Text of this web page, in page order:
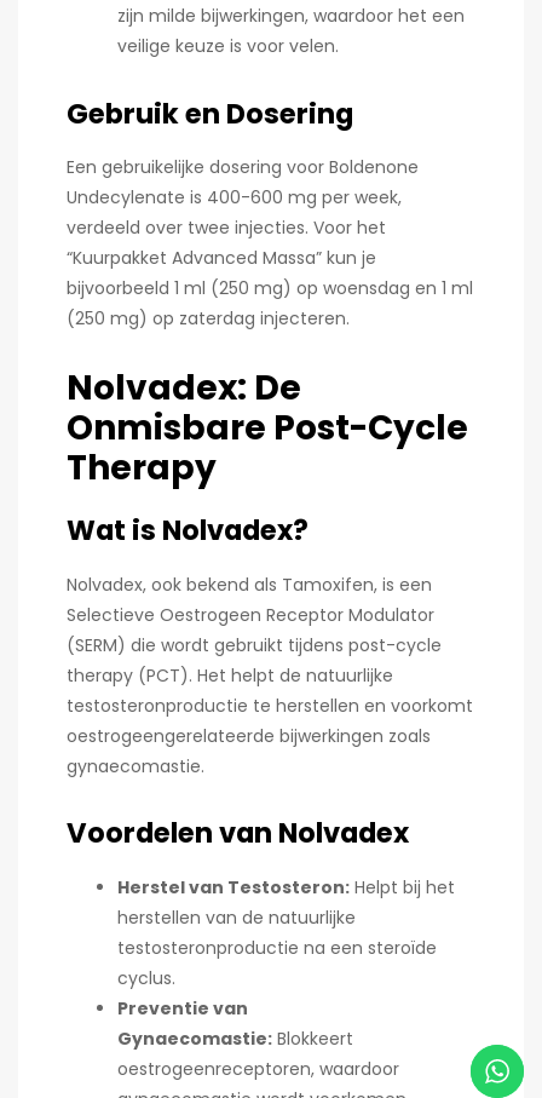
zijn milde bijwerkingen, waardoor het een
veilige keuze is voor velen.
Gebruik en Dosering
Een gebruikelijke dosering voor Boldenone
Undecylenate is 400-600 mg per week,
verdeeld over twee injecties. Voor het
“Kuurpakket Advanced Massa” kun je
bijvoorbeeld 1 ml (250 mg) op woensdag en 1 ml
(250 mg) op zaterdag injecteren.
Nolvadex: De
Onmisbare Post-Cycle
Therapy
Wat is Nolvadex?
Nolvadex, ook bekend als Tamoxifen, is een
Selectieve Oestrogeen Receptor Modulator
(SERM) die wordt gebruikt tijdens post-cycle
therapy (PCT). Het helpt de natuurlijke
testosteronproductie te herstellen en voorkomt
oestrogeengerelateerde bijwerkingen zoals
gynaecomastie.
Voordelen van Nolvadex
Herstel van Testosteron: Helpt bij het
herstellen van de natuurlijke
testosteronproductie na een steroïde
cyclus.
Preventie van
Gynaecomastie: Blokkeert
oestrogeenreceptoren, waardoor